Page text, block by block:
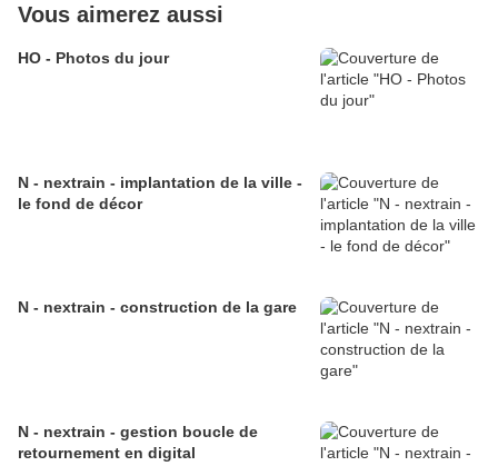
Vous aimerez aussi
HO - Photos du jour
N - nextrain - implantation de la ville -
le fond de décor
N - nextrain - construction de la gare
N - nextrain - gestion boucle de
retournement en digital